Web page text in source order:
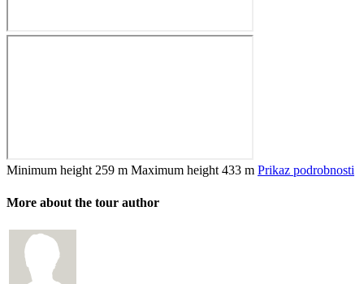
Minimum height 259 m Maximum height 433 m Prikaz podrobnosti
More about the tour author